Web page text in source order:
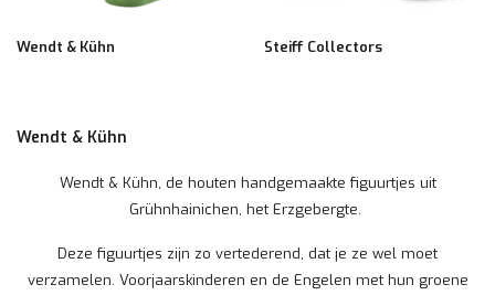
Wendt & Kühn Steiff Collectors
Wendt & Kühn
Wendt & Kühn, de houten handgemaakte figuurtjes uit
Grühnhainichen, het Erzgebergte.
Deze figuurtjes zijn zo vertederend, dat je ze wel moet
verzamelen. Voorjaarskinderen en de Engelen met hun groene